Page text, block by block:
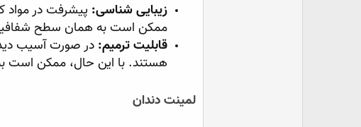
زیبایی شناسی: پیشرفت در مواد
ممکن است به همان سطح
قابلیت ترمیم: در صورت آسیب
هستند. با این حال، ممکن است به
لمینت دندان